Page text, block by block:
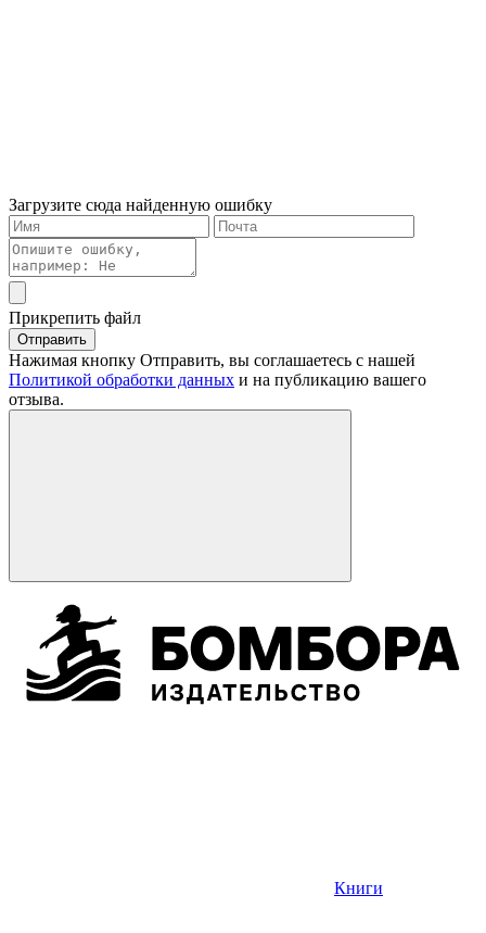
Загрузите сюда найденную ошибку
Прикрепить файл
Отправить
Нажимая кнопку Отправить, вы соглашаетесь с нашей
Политикой обработки данных и на публикацию вашего
отзыва.
Книги